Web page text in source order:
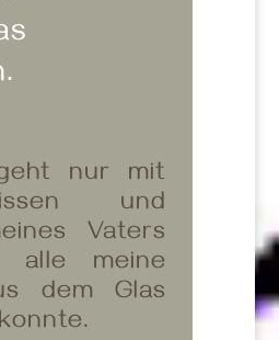
nur mit
und
Vaters
alle meine
dem Glas